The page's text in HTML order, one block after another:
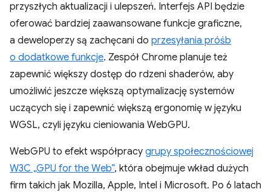
przyszłych aktualizacji i ulepszeń. Interfejs API będzie
oferować bardziej zaawansowane funkcje graficzne,
a deweloperzy są zachęcani do przesyłania próśb
o dodatkowe funkcje. Zespół Chrome planuje też
zapewnić większy dostęp do rdzeni shaderów, aby
umożliwić jeszcze większą optymalizację systemów
uczących się i zapewnić większą ergonomię w języku
WGSL, czyli języku cieniowania WebGPU.
WebGPU to efekt współpracy grupy społecznościowej
W3C „GPU for the Web”, która obejmuje wkład dużych
firm takich jak Mozilla, Apple, Intel i Microsoft. Po 6 latach